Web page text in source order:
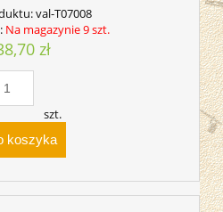
val-T07008
Na magazynie 9 szt.
zł
szt.
koszyka